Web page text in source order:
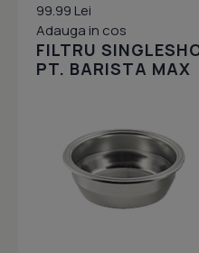
99.99 Lei
Adauga in cos
FILTRU
PT. BARISTA MAX